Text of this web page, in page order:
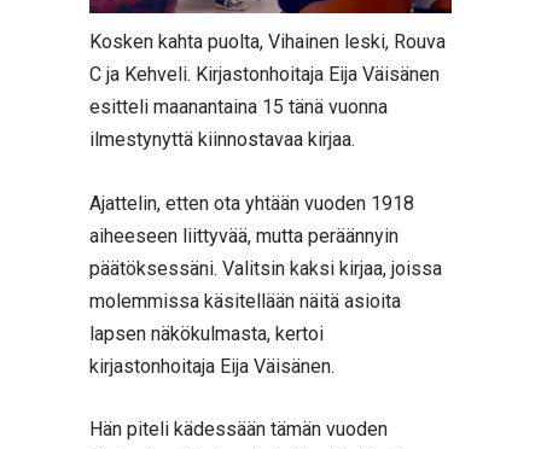
Kosken kahta puolta, Vihainen leski, Rouva
C ja Kehveli. Kirjastonhoitaja Eija Väisänen
esitteli maanantaina 15 tänä vuonna
ilmestynyttä kiinnostavaa kirjaa.
Ajattelin, etten ota yhtään vuoden 1918
aiheeseen liittyvää, mutta peräännyin
päätöksessäni. Valitsin kaksi kirjaa, joissa
molemmissa käsitellään näitä asioita
lapsen näkökulmasta, kertoi
kirjastonhoitaja Eija Väisänen.
Hän piteli kädessään tämän vuoden